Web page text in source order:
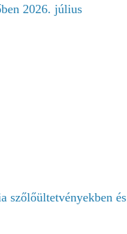
2026. július
szőlőültetvényekben és